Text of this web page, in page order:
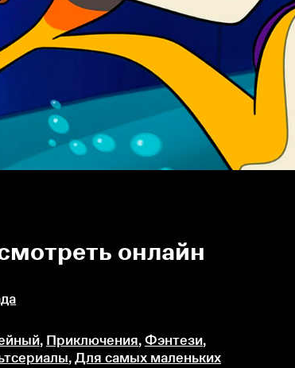
онлайн
, Приключения, Фэнтези,
, Для самых маленьких